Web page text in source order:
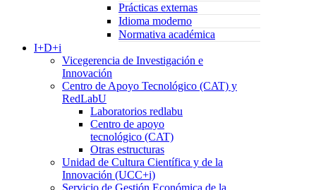
Prácticas externas
Idioma moderno
Normativa académica
I+D+i
Vicegerencia de Investigación e
Innovación
Centro de Apoyo Tecnológico (CAT) y
RedLabU
Laboratorios redlabu
Centro de apoyo
tecnológico (CAT)
Otras estructuras
Unidad de Cultura Científica y de la
Innovación (UCC+i)